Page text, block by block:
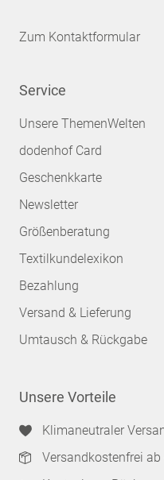
Zum Kontaktformular
Service
Unsere ThemenWelten
dodenhof Card
Geschenkkarte
Newsletter
Größenberatung
Textilkundelexikon
Bezahlung
Versand & Lieferung
Umtausch & Rückgabe
Unsere Vorteile
Klimaneutraler
Versandkostenfrei